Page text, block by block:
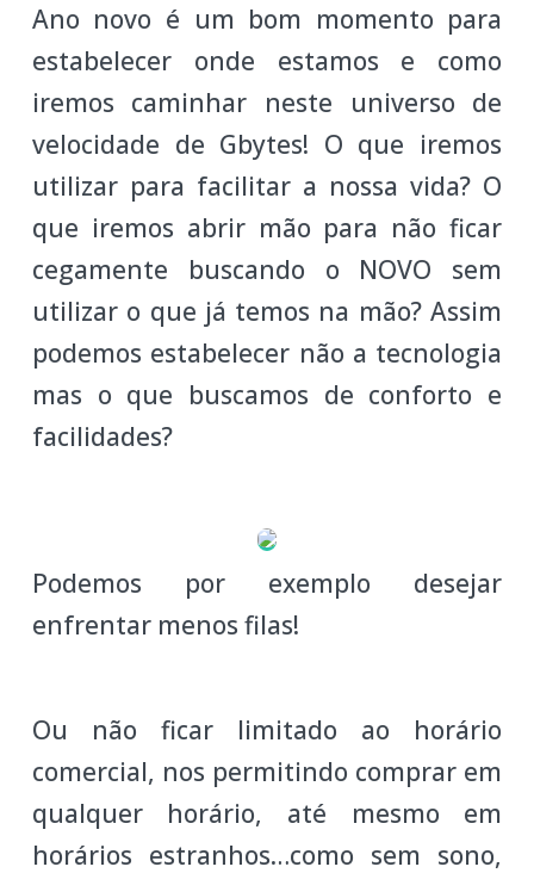
Ano novo é um bom momento para
estabelecer onde estamos e como
iremos caminhar neste universo de
velocidade de Gbytes! O que iremos
utilizar para facilitar a nossa vida? O
que iremos abrir mão para não ficar
cegamente buscando o NOVO sem
utilizar o que já temos na mão? Assim
podemos estabelecer não a tecnologia
mas o que buscamos de conforto e
facilidades?
Podemos por exemplo desejar
enfrentar menos filas!
Ou não ficar limitado ao horário
comercial, nos permitindo comprar em
qualquer horário, até mesmo em
horários estranhos…como sem sono,